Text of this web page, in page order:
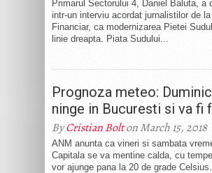
Primarul Sectorului 4, Daniel Baluta, a
intr-un interviu acordat jurnalistilor de la
Financiar, ca modernizarea Pietei
linie dreapta. Piata Sudului...
Prognoza meteo:
ninge in Bucuresti si va fi
ByCristian Bolton March 15, 2018
ANM anunta ca vineri si sambata
Capitala se va mentine calda, cu
vor ajunge pana la 20 de grade Celsius.